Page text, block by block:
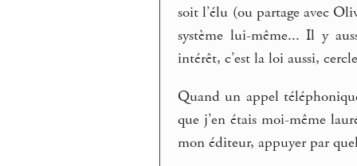
soit l’élu (ou partage avec
système lui-même... Il y
intérêt, c’est la loi aussi,
Quand un appel
que j’en étais moi-même
mon éditeur, appuyer par